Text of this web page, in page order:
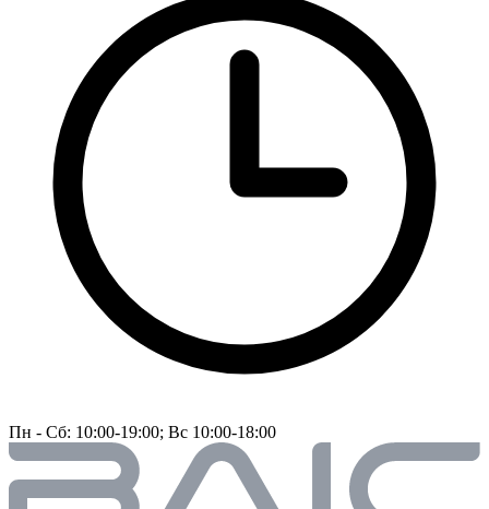
Пн - Сб: 10:00-19:00; Вс 10:00-18:00